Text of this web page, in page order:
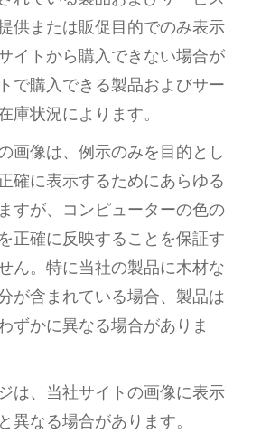
供または販促目的でのみ表示
イトから購入できない場合が
で購入できる製品およびサー
庫状況によります。
画像は、例示のみを目的とし
確に表示するためにあらゆる
すが、コンピューターの色の
正確に反映することを保証す
ん。特に当社の製品に木材な
が含まれている場合、製品は
ずかに異なる場合がありま
は、当社サイトの画像に表示
異なる場合があります。